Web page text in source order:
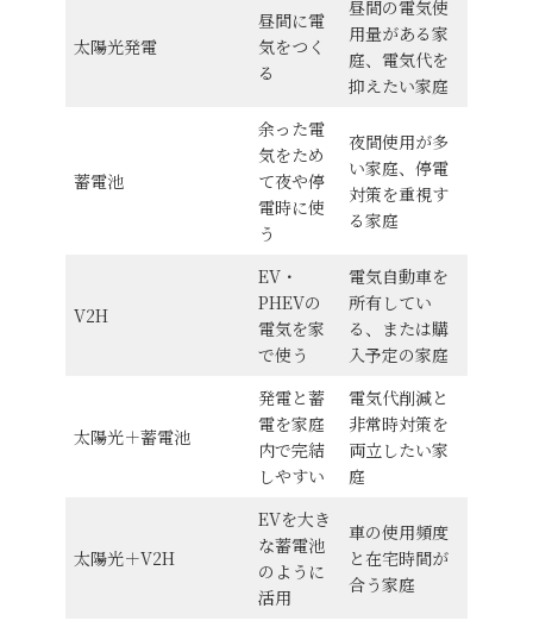
太陽光発電
昼間に電
気をつく
る
昼間の電気使
用量がある家
庭、電気代を
抑えたい家庭
蓄電池
余った電
気をため
て夜や停
電時に使
う
夜間使用が多
い家庭、停電
対策を重視す
る家庭
V2H
EV・
PHEVの
電気を家
で使う
電気自動車を
所有してい
る、または購
入予定の家庭
太陽光＋蓄電池
発電と蓄
電を家庭
内で完結
しやすい
電気代削減と
非常時対策を
両立したい家
庭
太陽光＋V2H
EVを大き
な蓄電池
のように
活用
車の使用頻度
と在宅時間が
合う家庭